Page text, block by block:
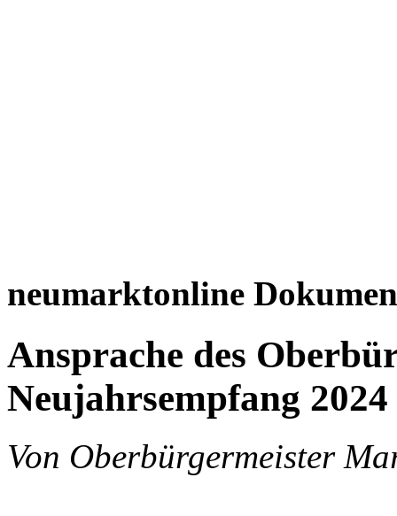
neumarktonline
Ansprache des
Neujahrsempfang 2024
Von Oberbürgermeister